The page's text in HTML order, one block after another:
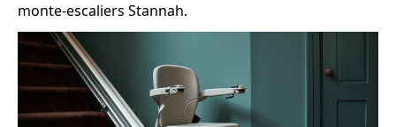
monte-escaliers Stannah.